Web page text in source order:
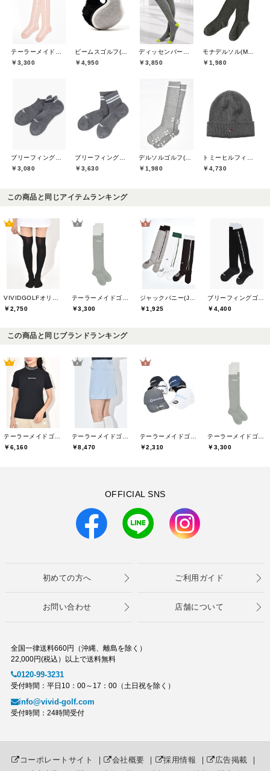
￥3,300
￥4,950
￥3,850
￥1,980
￥3,080
￥3,630
￥1,980
￥4,730
この商品と同じアイテムランキング
￥2,750
￥3,300
￥1,925
￥4,400
この商品と同じブランドランキング
テーラーメイドゴルフ(TaylorMade Golf)
￥6,160
テーラーメイドゴルフ(TaylorMade Golf)
￥8,470
テーラーメイドゴルフ(TaylorMade Golf)
￥2,310
テーラーメイドゴルフ(TaylorMade Golf)
￥3,300
OFFICIAL SNS
初めての方へ ご利用ガイド
お問い合わせ 店舗について
全国一律送料660円（沖縄、離島を除く）
22,000円(税込）以上で送料無料
0120-99-3231
受付時間：平日10：00～17：00（土日祝を除く）
info@vivid-golf.com
受付時間：24時間受付
コーポレートサイト ｜ 会社概要 ｜ 採用情報 ｜ 広告掲載 ｜